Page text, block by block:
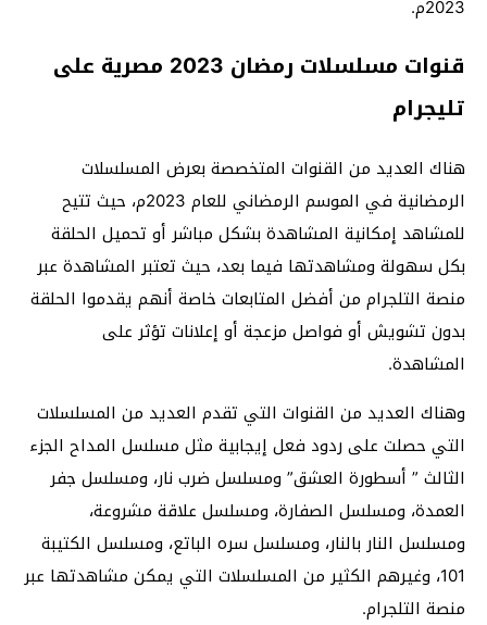
2023م.
قنوات مسلسلات رمضان 2023 مصرية على
تليجرام
هناك العديد من القنوات المتخصصة بعرض المسلسلات
الرمضانية في الموسم الرمضاني للعام 2023م، حيث تتيح
للمشاهد إمكانية المشاهدة بشكل مباشر أو تحميل الحلقة
بكل سهولة ومشاهدتها فيما بعد، حيث تعتبر المشاهدة عبر
منصة التلجرام من أفضل المتابعات خاصة أنهم يقدموا الحلقة
بدون تشويش أو فواصل مزعجة أو إعلانات تؤثر على
المشاهدة.
وهناك العديد من القنوات التي تقدم العديد من المسلسلات
التي حصلت على ردود فعل إيجابية مثل مسلسل المداح الجزء
الثالث ” أسطورة العشق” ومسلسل ضرب نار، ومسلسل جفر
العمدة، ومسلسل الصفارة، ومسلسل علاقة مشروعة،
ومسلسل النار بالنار، ومسلسل سره الباتع، ومسلسل الكتيبة
101، وغيرهم الكثير من المسلسلات التي يمكن مشاهدتها عبر
منصة التلجرام.